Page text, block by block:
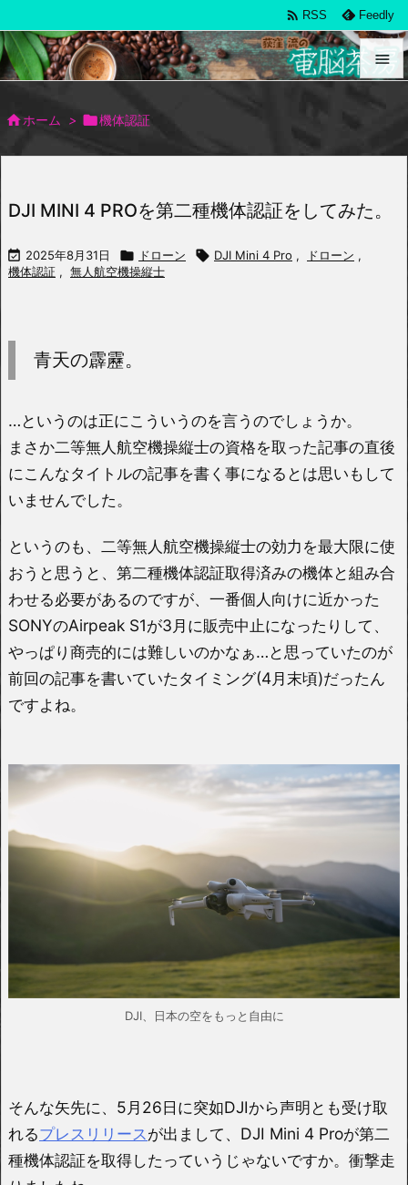

前へ
 RSS Feedly
ホーム > 機体認証
DJI MINI 4 PROを第二種機体認証をしてみた。
 2025年8月31日  ドローン  DJI Mini 4 Pro , ドローン ,
機体認証 , 無人航空機操縦士
青天の霹靂。
…というのは正にこういうのを言うのでしょうか。
まさか二等無人航空機操縦士の資格を取った記事の直後
にこんなタイトルの記事を書く事になるとは思いもして
いませんでした。
というのも、二等無人航空機操縦士の効力を最大限に使
おうと思うと、第二種機体認証取得済みの機体と組み合
わせる必要があるのですが、一番個人向けに近かった
SONYのAirpeak S1が3月に販売中止になったりして、
やっぱり商売的には難しいのかなぁ…と思っていたのが
前回の記事を書いていたタイミング(4月末頃)だったん
ですよね。
DJI、日本の空をもっと自由に
そんな矢先に、5月26日に突如DJIから声明とも受け取
れるプレスリリースが出まして、DJI Mini 4 Proが第二
種機体認証を取得したっていうじゃないですか。衝撃走